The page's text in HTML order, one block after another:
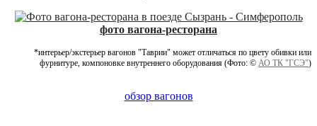
фото вагона-ресторана
*интерьер/экстерьер вагонов "Таврии" может отличаться по цвету обивки или
фурнитуре, компоновке внутреннего оборудования (Фото: © АО ТК "ГСЭ")
обзор вагонов